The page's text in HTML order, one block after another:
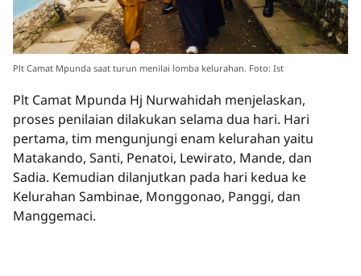
Plt Camat Mpunda saat turun menilai lomba kelurahan. Foto: Ist
Plt Camat Mpunda Hj Nurwahidah menjelaskan,
proses penilaian dilakukan selama dua hari. Hari
pertama, tim mengunjungi enam kelurahan yaitu
Matakando, Santi, Penatoi, Lewirato, Mande, dan
Sadia. Kemudian dilanjutkan pada hari kedua ke
Kelurahan Sambinae, Monggonao, Panggi, dan
Manggemaci.